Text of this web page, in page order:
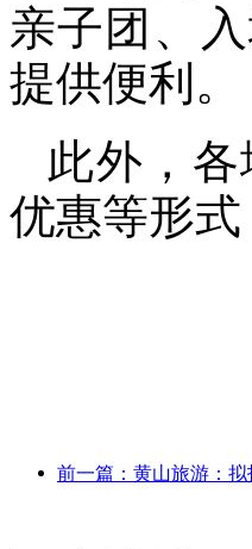
亲子团、
提供便利。
此外，
优惠等形